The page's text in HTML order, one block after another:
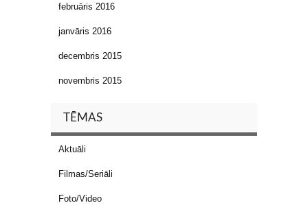
februāris 2016
janvāris 2016
decembris 2015
novembris 2015
TĒMAS
Aktuāli
Filmas/Seriāli
Foto/Video